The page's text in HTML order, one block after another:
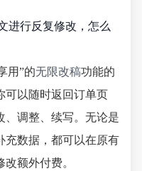
进行反复修改，怎么
用”的无限改稿功能的
可以随时返回订单页
、调整、续写。无论是
充数据，都可以在原有
额外付费。